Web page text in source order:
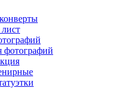
фотографий